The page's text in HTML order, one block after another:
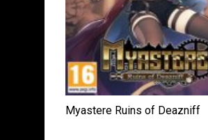
Myastere Ruins of Deazniff